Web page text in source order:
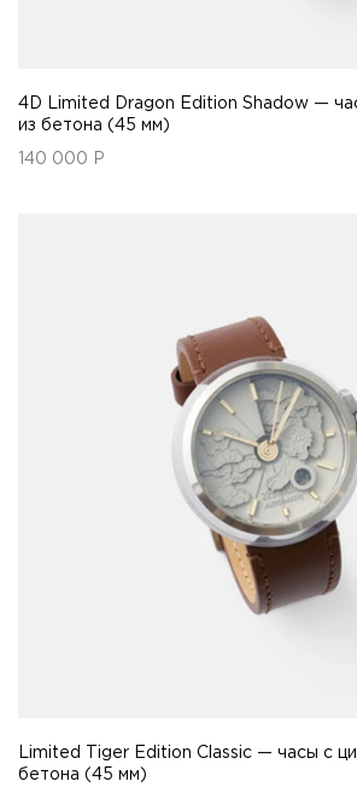
4D Limited Dragon Edition Shadow —
из бетона (45 мм)
140 000 Р
Limited Tiger Edition Classic — часы с
бетона (45 мм)